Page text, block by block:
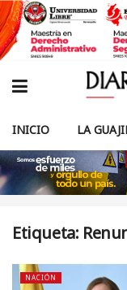
INICIO LA
Etiqueta:
NACIÓN